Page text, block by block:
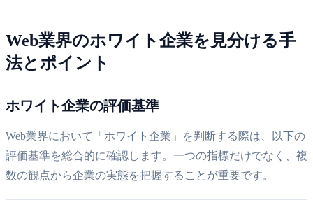
Web業界のホワイト企業を見分ける手
法とポイント
ホワイト企業の評価基準
Web業界において「ホワイト企業」を判断する際は、以下の
評価基準を総合的に確認します。一つの指標だけでなく、複
数の観点から企業の実態を把握することが重要です。